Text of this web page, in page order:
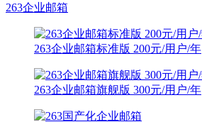
263企业邮箱
263企业邮箱标准版 200元/用户/年
263企业邮箱旗舰版 300元/用户/年